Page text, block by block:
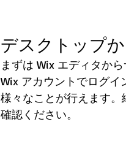
デスクトップ
まずは Wix エディタか
Wix アカウントでログ
様々なことが行えます
確認ください。